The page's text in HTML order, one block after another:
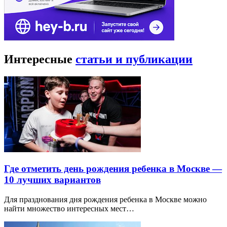
Интересные статьи и публикации
Где отметить день рождения ребенка в Москве —
10 лучших вариантов
Для празднования дня рождения ребенка в Москве можно
найти множество интересных мест…